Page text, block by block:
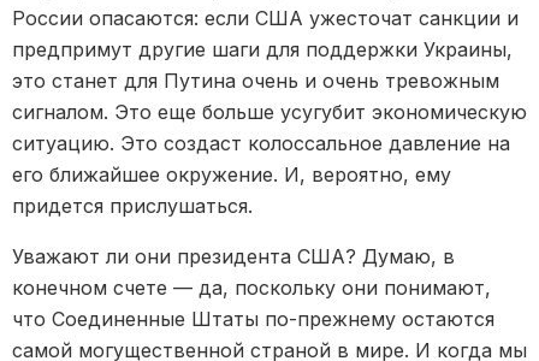
России опасаются: если США ужесточат санкции и
предпримут другие шаги для поддержки Украины,
это станет для Путина очень и очень тревожным
сигналом. Это еще больше усугубит экономическую
ситуацию. Это создаст колоссальное давление на
его ближайшее окружение. И, вероятно, ему
придется прислушаться.
Уважают ли они президента США? Думаю, в
конечном счете — да, поскольку они понимают,
что Соединенные Штаты по-прежнему остаются
самой могущественной страной в мире. И когда мы